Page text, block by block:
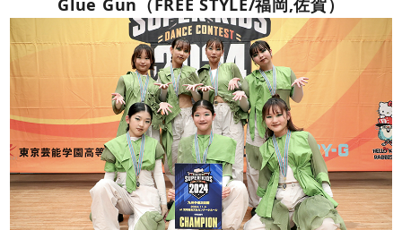
Glue Gun（FREE STYLE/福岡,佐賀）